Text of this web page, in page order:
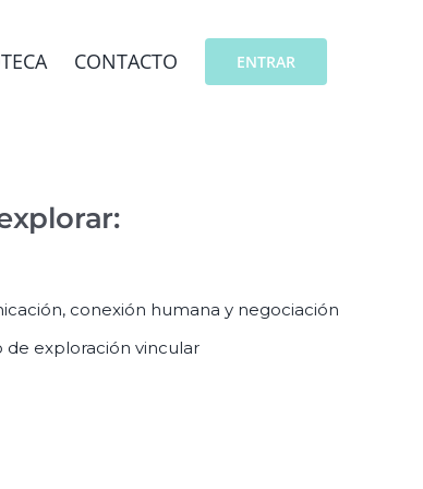
CONTACTO ENTRAR
conexión humana y negociación
de exploración vincular